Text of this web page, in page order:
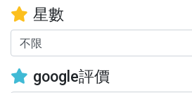
星數
google評價